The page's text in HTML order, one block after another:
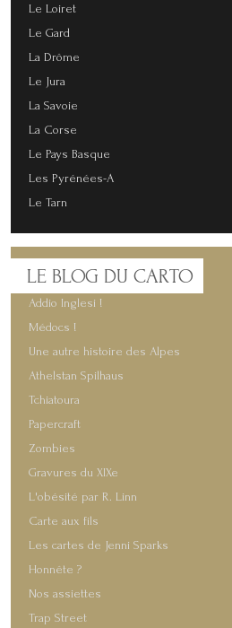
Le Loiret
Le Gard
La Drôme
Le Jura
La Savoie
La Corse
Le Pays Basque
Les Pyrénées-A
Le Tarn
LE BLOG DU CARTO
Addio Inglesi !
Médocs !
Une autre histoire des Alpes
Athelstan Spilhaus
Tchiatoura
Papercraft
Zombies
Gravures du XIXe
L'obésité par R. Linn
Carte aux fils
Les cartes de Jenni Sparks
Honnête ?
Nos assiettes
Trap Street